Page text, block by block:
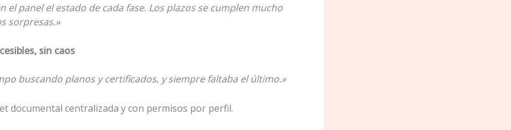
el panel el estado de cada fase. Los plazos se cumplen mucho
sorpresas.»
sin caos
buscando planos y certificados, y siempre faltaba el último.»
documental centralizada y con permisos por perfil.